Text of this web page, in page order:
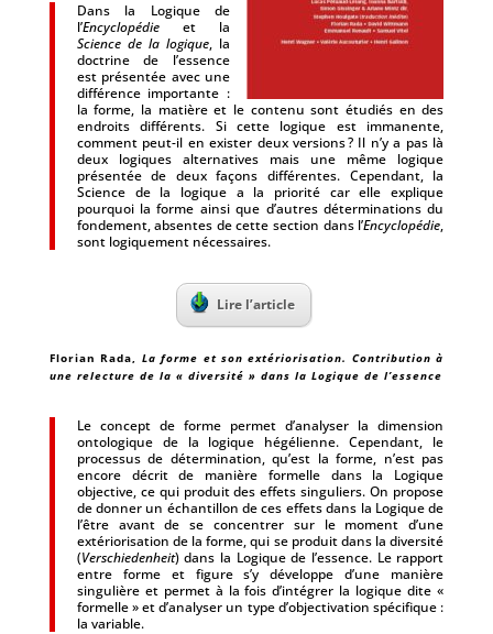
Dans la Logique de
l’Encyclopédieet la
Science de la logique, la
doctrine de l’essence
est présentée avec une
différence importante :
la forme, la matière et le contenu sont étudiés en des
endroits différents. Si cette logique est immanente,
comment peut-il en exister deux versions ? Il n’y a pas là
deux logiques alternatives mais une même logique
présentée de deux façons dif­férentes. Cependant, la
Science de la logique a la priorité car elle explique
pourquoi la forme ainsi que d’autres déterminations du
fondement, absentes de cette section dans l’Encyclopédie,
sont logiquement nécessaires.
Lire l’article
Florian Rada, La forme et son extériorisation. Contribution à
une relecture de la « diversité » dans la Logique de l’essence
Le concept de forme permet d’analyser la dimension
ontologique de la logique hégélienne. Cependant, le
processus de détermination, qu’est la forme, n’est pas
encore décrit de manière formelle dans la Logique
objective, ce qui produit des effets singuliers. On propose
de donner un échantillon de ces effets dans la Logique de
l’être avant de se concentrer sur le moment d’une
extériorisation de la forme, qui se produit dans la diversité
(Verschiedenheit) dans la Logique de l’essence. Le rapport
entre forme et figure s’y développe d’une manière
singulière et permet à la fois d’intégrer la logique dite «
formelle » et d’analyser un type d’objectivation spécifique :
la variable.